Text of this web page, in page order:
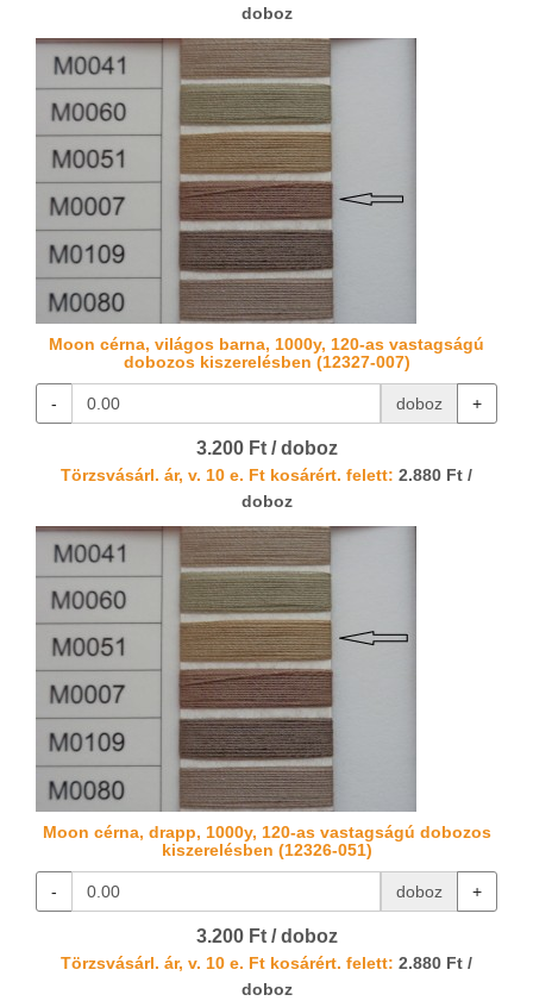
doboz
Moon cérna, világos barna, 1000y, 120-as vastagságú
dobozos kiszerelésben (12327-007)
- doboz +
3.200 Ft / doboz
Törzsvásárl. ár, v. 10 e. Ft kosárért. felett: 2.880 Ft /
doboz
Moon cérna, drapp, 1000y, 120-as vastagságú dobozos
kiszerelésben (12326-051)
- doboz +
3.200 Ft / doboz
Törzsvásárl. ár, v. 10 e. Ft kosárért. felett: 2.880 Ft /
doboz